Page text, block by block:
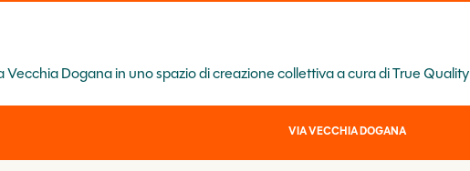
Dogana in uno spazio di creazione collettiva a cura di True Quality
VIA VECCHIA DOGANA